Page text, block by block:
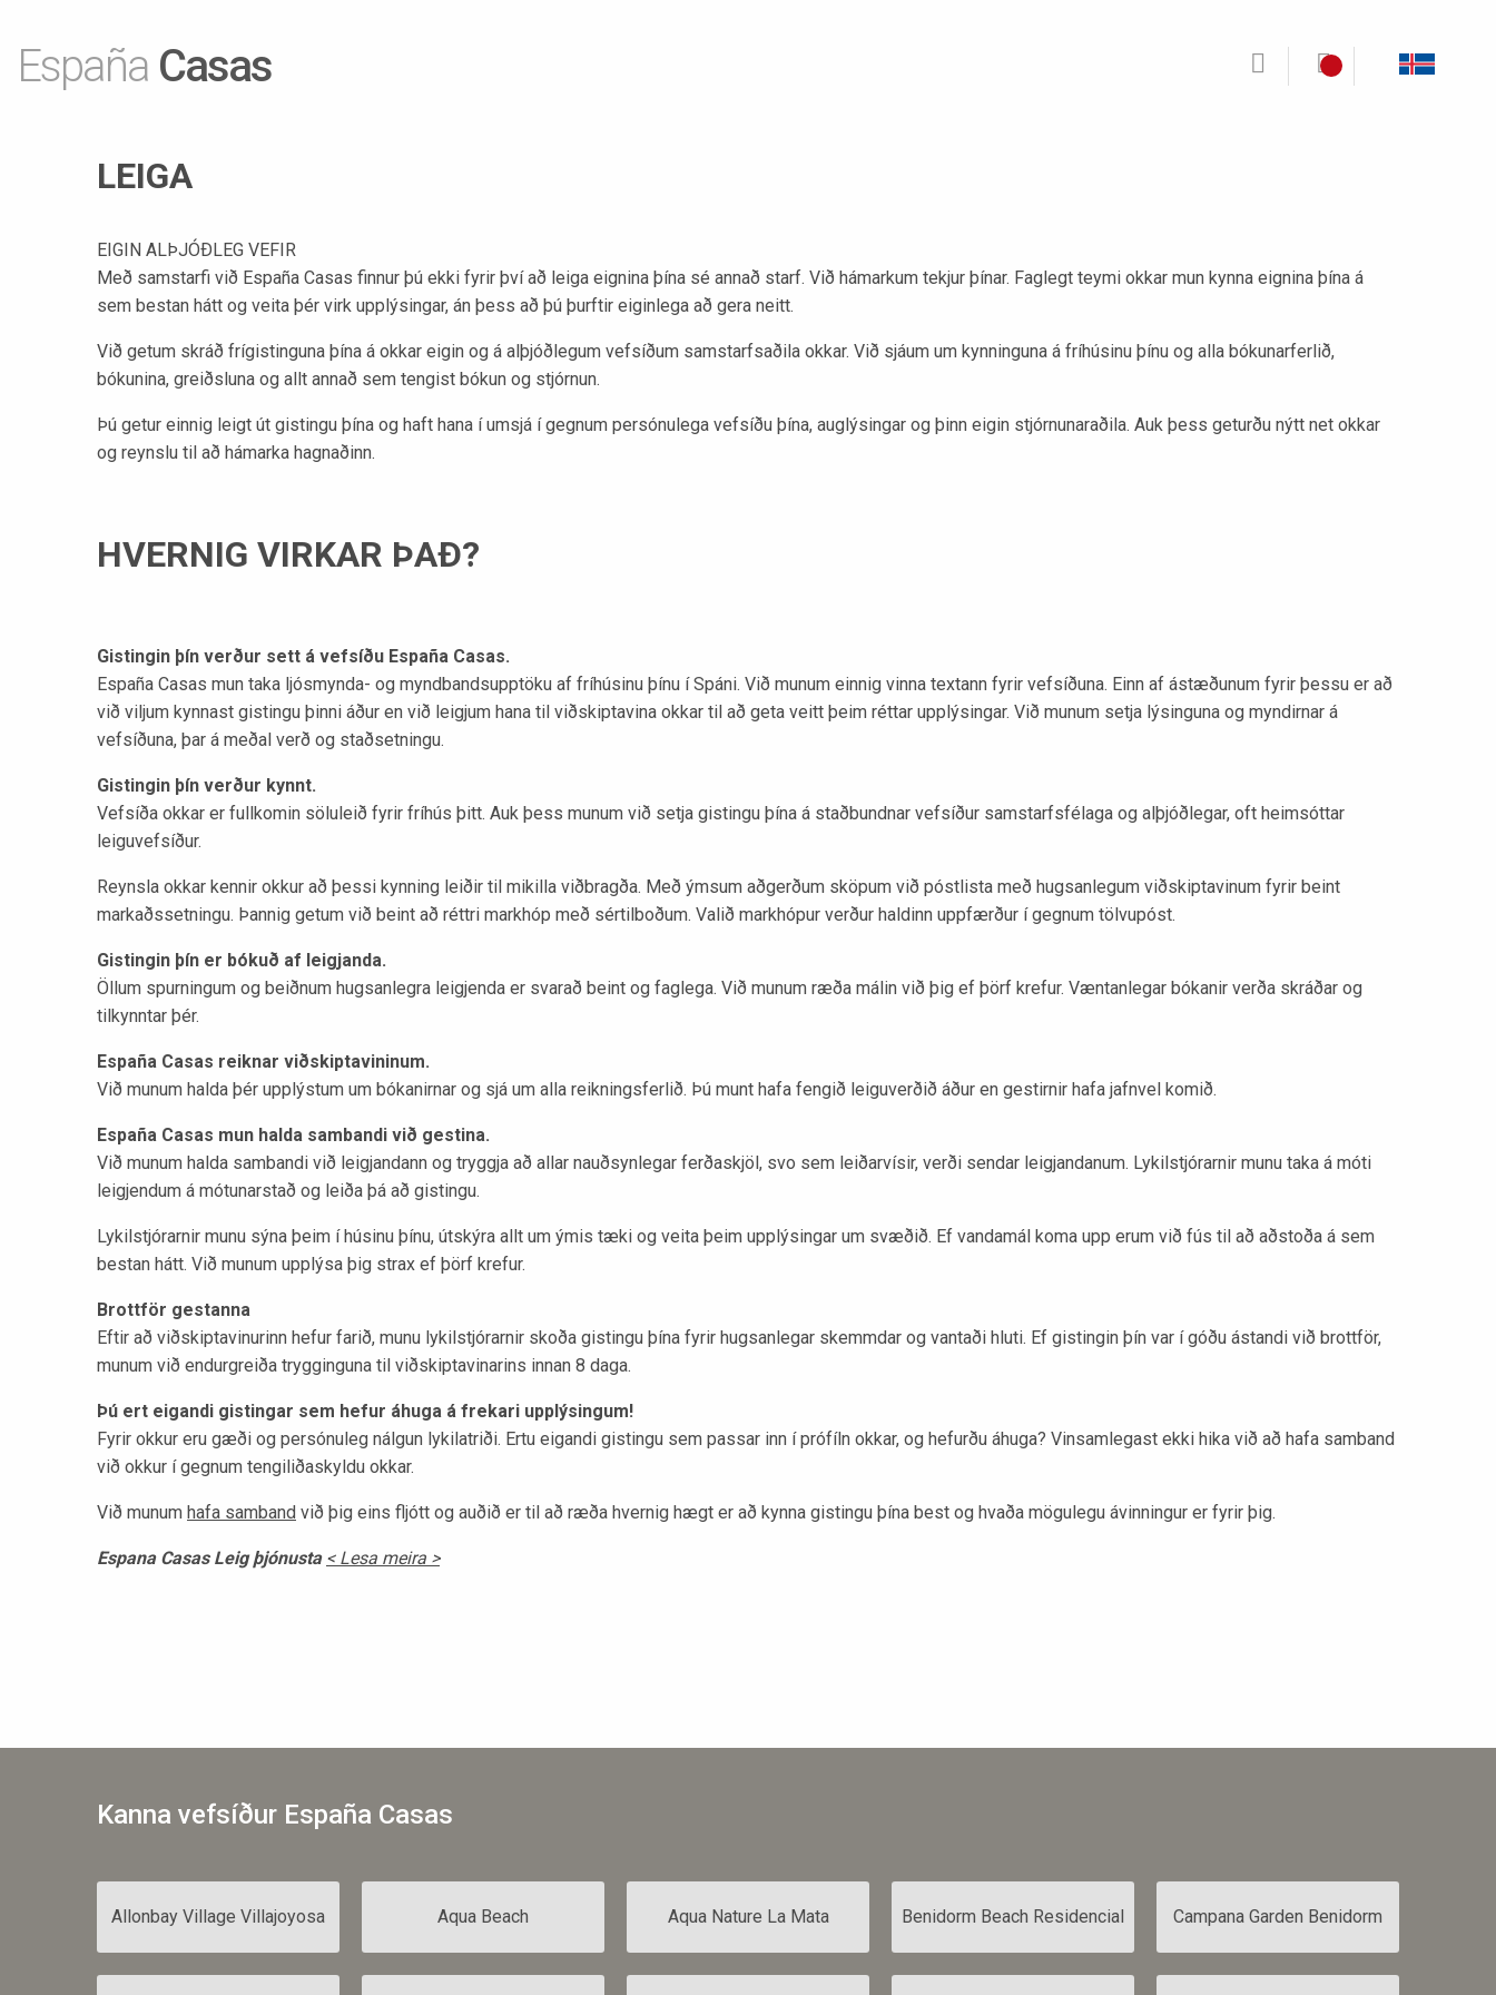
España Casas
LEIGA
EIGIN ALÞJÓÐLEG VEFIR
Með samstarfi við España Casas finnur þú ekki fyrir því að leiga eignina þína sé annað starf. Við hámarkum tekjur þínar. Faglegt teymi okkar mun kynna eignina þína á
sem bestan hátt og veita þér virk upplýsingar, án þess að þú þurftir eiginlega að gera neitt.
Við getum skráð frígistinguna þína á okkar eigin og á alþjóðlegum vefsíðum samstarfsaðila okkar. Við sjáum um kynninguna á fríhúsinu þínu og alla bókunarferlið,
bókunina, greiðsluna og allt annað sem tengist bókun og stjórnun.
Þú getur einnig leigt út gistingu þína og haft hana í umsjá í gegnum persónulega vefsíðu þína, auglýsingar og þinn eigin stjórnunaraðila. Auk þess geturðu nýtt net okkar
og reynslu til að hámarka hagnaðinn.
HVERNIG VIRKAR ÞAÐ?
Gistingin þín verður sett á vefsíðu España Casas.
España Casas mun taka ljósmynda- og myndbandsupptöku af fríhúsinu þínu í Spáni. Við munum einnig vinna textann fyrir vefsíðuna. Einn af ástæðunum fyrir þessu er að
við viljum kynnast gistingu þinni áður en við leigjum hana til viðskiptavina okkar til að geta veitt þeim réttar upplýsingar. Við munum setja lýsinguna og myndirnar á
vefsíðuna, þar á meðal verð og staðsetningu.
Gistingin þín verður kynnt.
Vefsíða okkar er fullkomin söluleið fyrir fríhús þitt. Auk þess munum við setja gistingu þína á staðbundnar vefsíður samstarfsfélaga og alþjóðlegar, oft heimsóttar
leiguvefsíður.
Reynsla okkar kennir okkur að þessi kynning leiðir til mikilla viðbragða. Með ýmsum aðgerðum sköpum við póstlista með hugsanlegum viðskiptavinum fyrir beint
markaðssetningu. Þannig getum við beint að réttri markhóp með sértilboðum. Valið markhópur verður haldinn uppfærður í gegnum tölvupóst.
Gistingin þín er bókuð af leigjanda.
Öllum spurningum og beiðnum hugsanlegra leigjenda er svarað beint og faglega. Við munum ræða málin við þig ef þörf krefur. Væntanlegar bókanir verða skráðar og
tilkynntar þér.
España Casas reiknar viðskiptavininum.
Við munum halda þér upplýstum um bókanirnar og sjá um alla reikningsferlið. Þú munt hafa fengið leiguverðið áður en gestirnir hafa jafnvel komið.
España Casas mun halda sambandi við gestina.
Við munum halda sambandi við leigjandann og tryggja að allar nauðsynlegar ferðaskjöl, svo sem leiðarvísir, verði sendar leigjandanum. Lykilstjórarnir munu taka á móti
leigjendum á mótunarstað og leiða þá að gistingu.
Lykilstjórarnir munu sýna þeim í húsinu þínu, útskýra allt um ýmis tæki og veita þeim upplýsingar um svæðið. Ef vandamál koma upp erum við fús til að aðstoða á sem
bestan hátt. Við munum upplýsa þig strax ef þörf krefur.
Brottför gestanna
Eftir að viðskiptavinurinn hefur farið, munu lykilstjórarnir skoða gistingu þína fyrir hugsanlegar skemmdar og vantaði hluti. Ef gistingin þín var í góðu ástandi við brottför,
munum við endurgreiða trygginguna til viðskiptavinarins innan 8 daga.
Þú ert eigandi gistingar sem hefur áhuga á frekari upplýsingum!
Fyrir okkur eru gæði og persónuleg nálgun lykilatriði. Ertu eigandi gistingu sem passar inn í prófíln okkar, og hefurðu áhuga? Vinsamlegast ekki hika við að hafa samband
við okkur í gegnum tengiliðaskyldu okkar.
Við munum hafa samband við þig eins fljótt og auðið er til að ræða hvernig hægt er að kynna gistingu þína best og hvaða mögulegu ávinningur er fyrir þig.
Espana Casas Leig þjónusta < Lesa meira >
Kanna vefsíður España Casas
Allonbay Village Villajoyosa Aqua Beach Aqua Nature La Mata Benidorm Beach Residencial Campana Garden Benidorm